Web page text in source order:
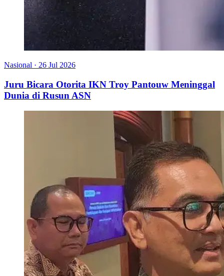
Nasional · 26 Jul 2026
Juru Bicara Otorita IKN Troy Pantouw Meninggal
Dunia di Rusun ASN